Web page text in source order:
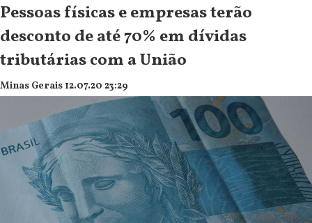
Pessoas físicas e empresas terão
desconto de até 70% em dívidas
tributárias com a União
Minas Gerais 12.07.20 23:29